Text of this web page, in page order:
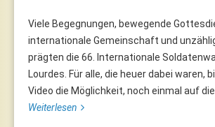
Viele Begegnungen, bewegende
internationale Gemeinschaft und
prägten die 66. Internationale
Lourdes. Für alle, die heuer dabei waren,
Video die Möglichkeit, noch einmal auf
Weiterlesen